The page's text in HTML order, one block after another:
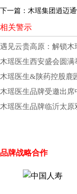
下一篇： 木瑶集团逍迈
相关警示
遇见云贵高原：解锁木
木瑶医生西安盛会圆
木瑶医生&陕药控股鹿
木瑶医生品牌受邀出
木瑶医生品牌临沂太原
品牌战略合作